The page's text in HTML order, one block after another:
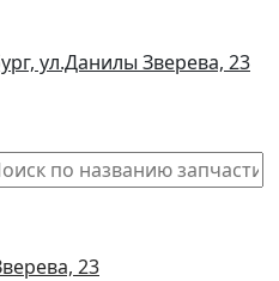
ул.Данилы Зверева, 23
23